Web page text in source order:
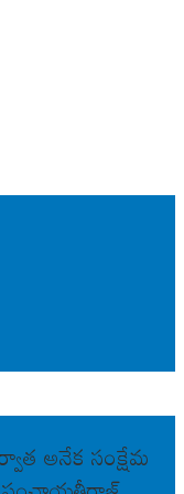
అనేక సంక్షేమ